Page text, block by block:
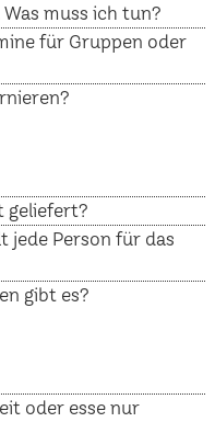
muss ich tun?
für Gruppen oder
geliefert?
jede Person für das
gibt es?
oder esse nur